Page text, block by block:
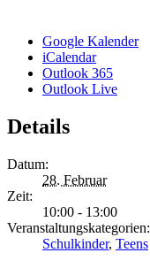
Google Kalender
iCalendar
Outlook 365
Outlook Live
Details
Datum:
28. Februar
Zeit:
10:00 - 13:00
Veranstaltungskategorien:
Schulkinder, Teens